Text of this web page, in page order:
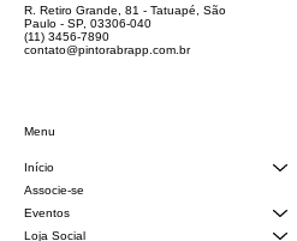
R. Retiro Grande, 81 - Tatuapé, São
Paulo - SP, 03306-040
(11) 3456-7890
contato@pintorabrapp.com.br
Menu
Início
Associe-se
Eventos
Loja Social